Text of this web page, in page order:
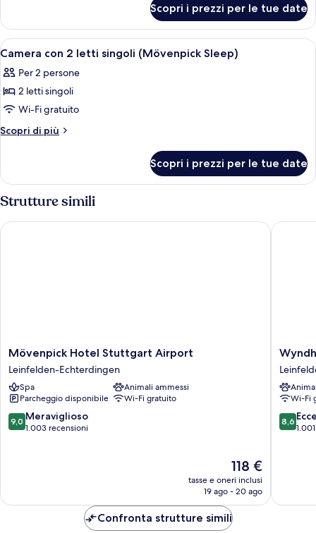
letto
king
Junior,
letto
Scopri i prezzi per le tue date
Apri
tutte
le
foto
per
Camera
letti
(Mövenpick
Sleep)
1 camera, biancheria da letto
7
Camera con 2 letti singoli (Mövenpick Sleep)
Per 2 persone
2 letti singoli
Wi-Fi gratuito
Scopri di più
Altri
con
letti
(Mövenpick
Scopri i prezzi per le tue date
Strutture simili
Mövenpick
Hotel
Stuttgart
Airport
Leinfelden-
Echterdingen
Mövenpick Hotel Stuttgart Airport
Leinfelden-Echterdingen
Spa
Animali ammessi
Parcheggio disponibile
Wi-Fi gratuito
9.0
su
9,0 Meraviglioso
1.003 recensioni
Il
prezzo
attuale
118 €
118 €
tasse e oneri inclusi
19 ago - 20 ago
Mövenpick Hotel Stuttgart Airport
Airport
Messe
Wi-Fi
8.6
su
8,6
Confronta strutture simili